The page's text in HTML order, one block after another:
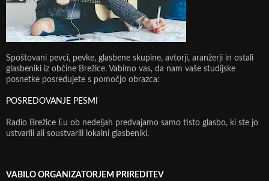
Spoštovani pevci, pevke, glasbene skupine, avtorji, aranžerji in ostali
glasbeniki iz občine Brežice. Vabimo vas, da nam vaše studijske
posnetke posredujete s pomočjo obrazca:
POSREDOVANJE PESMI
Radio Brežice Eu ob nedeljah predvajamo samo tisto glasbo, ki ste jo
ustvarili ali soustvarili lokalni glasbeniki.
VABILO ORGANIZATORJEM PRIREDITEV